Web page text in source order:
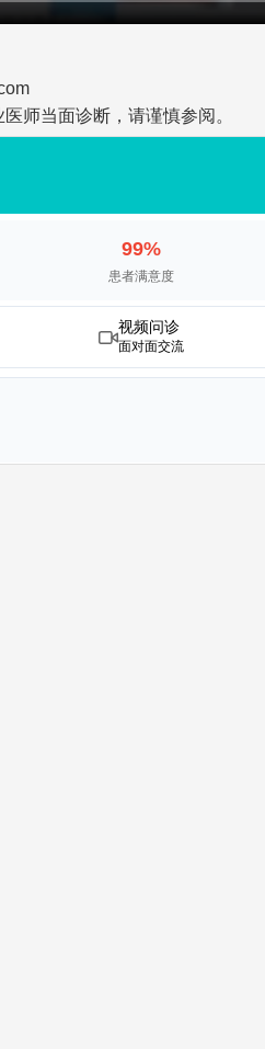
师当面诊断，请谨慎参阅。
99%
患者满意度
视频问诊
面对面交流